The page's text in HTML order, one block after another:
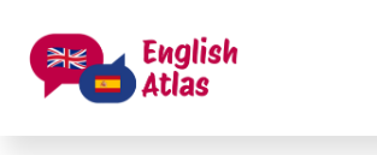
contenido